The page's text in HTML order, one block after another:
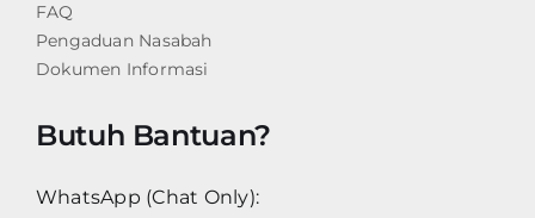
FAQ
Pengaduan Nasabah
Dokumen Informasi
Butuh Bantuan?
WhatsApp (Chat Only):